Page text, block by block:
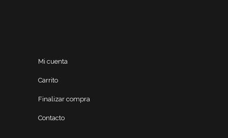
Mi cuenta
Carrito
Finalizar compra
Contacto